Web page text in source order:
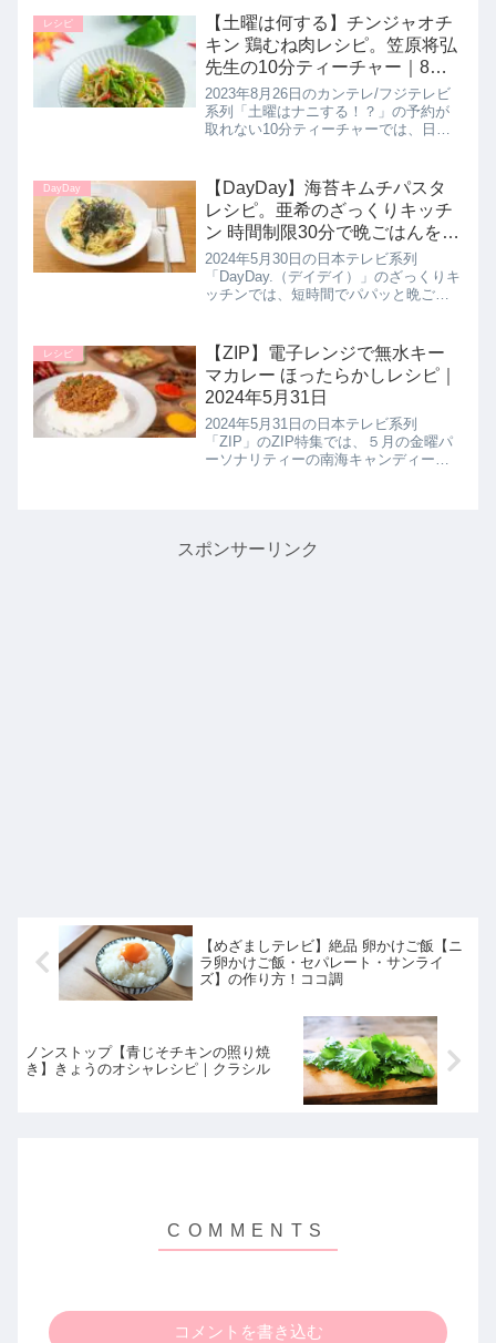
を使用した絶品アレンジレシピ【サー
モンづくしラーメン】の...
レシピ
【土曜は何する】チンジャオチ
キン 鶏むね肉レシピ。笠原将弘
先生の10分ティーチャー｜8月
26日
2023年8月26日のカンテレ/フジテレビ
系列「土曜はナニする！？」の予約が
取れない10分ティーチャーでは、日本
の鶏胸肉レシピ【チンジャオチキン】
の作り方を教えてくれたの...
DayDay
【DayDay】海苔キムチパスタ
レシピ。亜希のざっくりキッチ
ン 時間制限30分で晩ごはんを作
る！5月30日【デイデイ】
2024年5月30日の日本テレビ系列
「DayDay.（デイデイ）」のざっくりキ
ッチンでは、短時間でパパッと晩ごは
しい晩ごはん作りを披露！【海苔キム
チパスタ】の作り方を教...
レシピ
【ZIP】電子レンジで無水キー
マカレー ほったらかしレシピ｜
2024年5月31日
2024年5月31日の日本テレビ系列
「ZIP」のZIP特集では、５月の金曜パ
ーソナリティーの南海キャンディー
スポンサーリンク
【めざましテレビ】絶品 卵かけご飯【ニ
ラ卵かけご飯・セパレート・サンライ
ズ】の作り方！ココ調
ノンストップ【青じそチキンの照り焼
き】きょうのオシャレシピ｜クラシル
コメントを書き込む